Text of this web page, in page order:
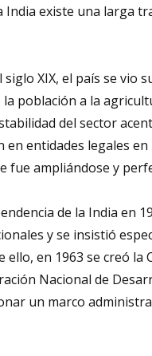
India existe una larga
XIX, el país se vio
población a la
del sector
entidades legales en
fue ampliándose y
de la India en
y se insistió
ello, en 1963 se creó
Nacional de
un marco